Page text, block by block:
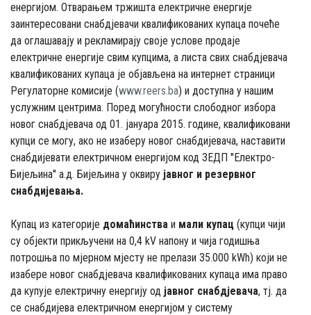
енергијом. Отварањем тржишта електричне енергије
заинтересовани снабдјевачи квалификованих купаца почеће
да оглашавају и рекламирају своје услове продаје
електричне енергије свим купцима, а листа свих снабдјевача
квалификованих купаца је објављена на интернет страници
Регулаторне комисије (www.reers.ba) и доступна у нашим
услужним центрима. Поред могућности слободног избора
новог снабдјевача од 01. јануара 2015. године, квалификовани
купци се могу, ако не изаберу новог снабдијевача, наставити
снабдијевати електричном енергијом код ЗЕДП ''Електро-
Бијељина'' а.д. Бијељина у оквиру јавног и резервног
снабдијевања.
Купац из категорије домаћинства и мали купац (купци чији
су објекти прикључени на 0,4 kV напону и чија годишња
потрошња по мјерном мјесту не прелази 35.000 kWh) који не
изабере новог снабдјевача квалификованих купаца има право
да купује електричну енергију од јавног снабдјевачa, тј. да
се снабдијева електричном енергијом у систему